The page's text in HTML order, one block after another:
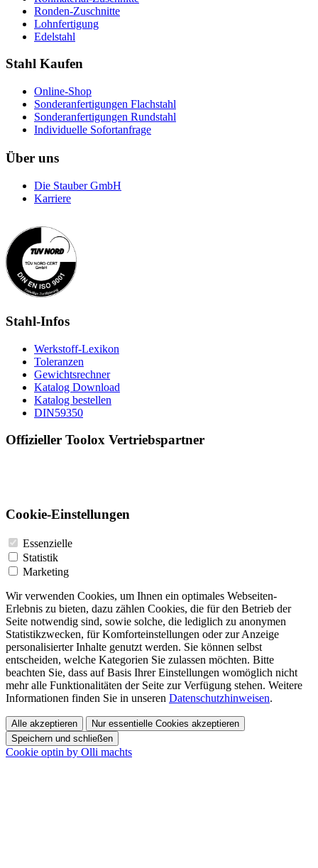
Ronden-Zuschnitte
Lohnfertigung
Edelstahl
Stahl Kaufen
Online-Shop
Sonderanfertigungen Flachstahl
Sonderanfertigungen Rundstahl
Individuelle Sofortanfrage
Über uns
Die Stauber GmbH
Karriere
Stahl-Infos
Werkstoff-Lexikon
Toleranzen
Gewichtsrechner
Katalog Download
Katalog bestellen
DIN59350
Offizieller Toolox Vertriebspartner
Cookie-Einstellungen
Essenzielle
Statistik
Marketing
Wir verwenden Cookies, um Ihnen ein optimales Webseiten-
Erlebnis zu bieten, dazu zählen Cookies, die für den Betrieb der
Seite notwendig sind, sowie solche, die lediglich zu anonymen
Statistikzwecken, für Komforteinstellungen oder zur Anzeige
personalisierter Inhalte genutzt werden. Sie können selbst
entscheiden, welche Kategorien Sie zulassen möchten. Bitte
beachten Sie, dass auf Basis Ihrer Einstellungen womöglich nicht
mehr alle Funktionalitäten der Seite zur Verfügung stehen. Weitere
Informationen finden Sie in unseren Datenschutzhinweisen.
Alle akzeptieren
Nur essentielle Cookies akzeptieren
Speichern und schließen
Cookie optin by Olli machts